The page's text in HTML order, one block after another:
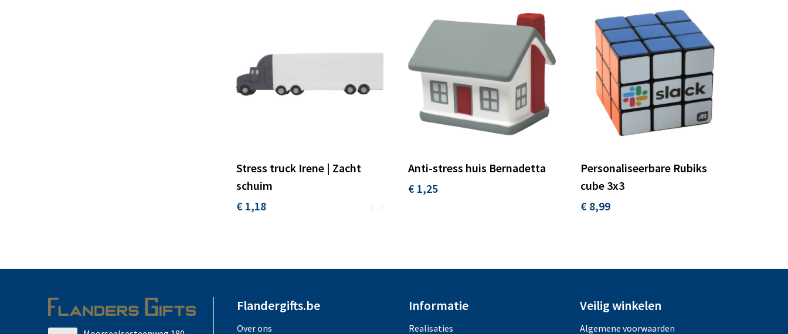
Stress truck Irene | Zacht
schuim
€ 1,18
Anti-stress huis Bernadetta
€ 1,25
Personaliseerbare Rubiks
cube 3x3
€ 8,99
Flandergifts.be
Over ons
Informatie
Realisaties
Veilig winkelen
Algemene voorwaarden